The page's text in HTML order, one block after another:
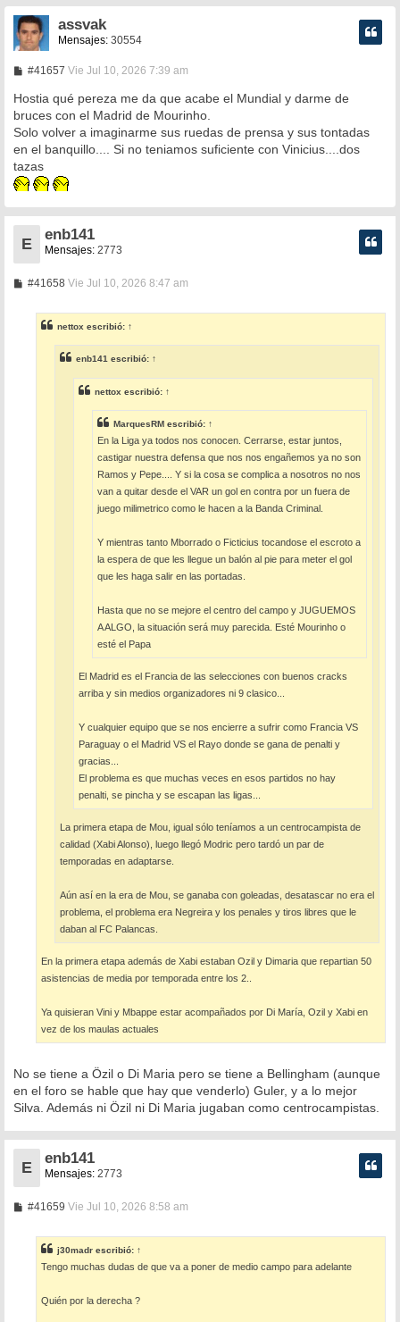
assvak
Mensajes: 30554
#41657M
n
a
j
e
Vie Jul 10, 2026 7:39 am
Hostia qué pereza me da que acabe el Mundial y darme de
bruces con el Madrid de Mourinho.
Solo volver a imaginarme sus ruedas de prensa y sus tontadas
en el banquillo.... Si no teniamos suficiente con Vinicius....dos
tazas
E
enb141
Mensajes: 2773
#41658M
a
j
e
Vie Jul 10, 2026 8:47 am
nettox escribió: ↑
enb141 escribió: ↑
nettox escribió: ↑
MarquesRM escribió: ↑
En la Liga ya todos nos conocen. Cerrarse, estar juntos,
castigar nuestra defensa que nos nos engañemos ya no son
Ramos y Pepe.... Y si la cosa se complica a nosotros no nos
van a quitar desde el VAR un gol en contra por un fuera de
juego milimetrico como le hacen a la Banda Criminal.
Y mientras tanto Mborrado o Ficticius tocandose el escroto a
la espera de que les llegue un balón al pie para meter el gol
que les haga salir en las portadas.
Hasta que no se mejore el centro del campo y JUGUEMOS
A ALGO, la situación será muy parecida. Esté Mourinho o
esté el Papa
El Madrid es el Francia de las selecciones con buenos cracks
arriba y sin medios organizadores ni 9 clasico...
Y cualquier equipo que se nos encierre a sufrir como Francia VS
Paraguay o el Madrid VS el Rayo donde se gana de penalti y
gracias...
El problema es que muchas veces en esos partidos no hay
penalti, se pincha y se escapan las ligas...
La primera etapa de Mou, igual sólo teníamos a un centrocampista de
calidad (Xabi Alonso), luego llegó Modric pero tardó un par de
temporadas en adaptarse.
Aún así en la era de Mou, se ganaba con goleadas, desatascar no era el
problema, el problema era Negreira y los penales y tiros libres que le
daban al FC Palancas.
En la primera etapa además de Xabi estaban Ozil y Dimaria que repartian 50
asistencias de media por temporada entre los 2..
Ya quisieran Vini y Mbappe estar acompañados por Di María, Ozil y Xabi en
vez de los maulas actuales
No se tiene a Özil o Di Maria pero se tiene a Bellingham (aunque
en el foro se hable que hay que venderlo) Guler, y a lo mejor
Silva. Además ni Özil ni Di Maria jugaban como centrocampistas.
E
enb141
Mensajes: 2773
#41659M
a
j
Vie Jul 10, 2026 8:58 am
j30madr escribió: ↑
Tengo muchas dudas de que va a poner de medio campo para adelante
Quién por la derecha ?